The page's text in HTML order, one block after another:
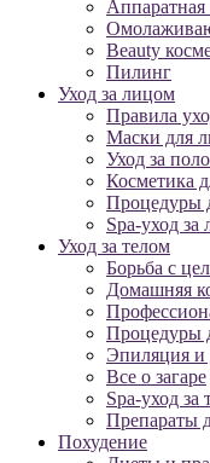
Аппаратная
Beauty
Пилинг
Уход за лицом
Правила
Маски для
Уход за
Косметика
Процедуры
Spa-уход за
Уход за телом
Борьба с
Домашняя
Процедуры
Эпиляция и
Все о загаре
Spa-уход за
Препараты
Похудение